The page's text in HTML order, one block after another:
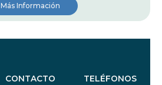
Más Información
CONTACTO
TELÉFONOS